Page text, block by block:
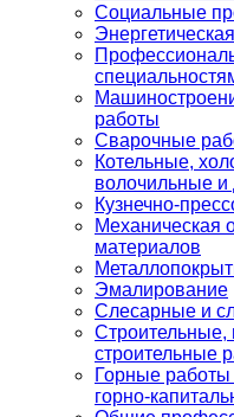
Социальные
работы
Сварочные
Котельные,
волочильные
Кузнечно-
Механическая
материалов
Эмалирование
Слесарные и
строительные
Горные
горно-